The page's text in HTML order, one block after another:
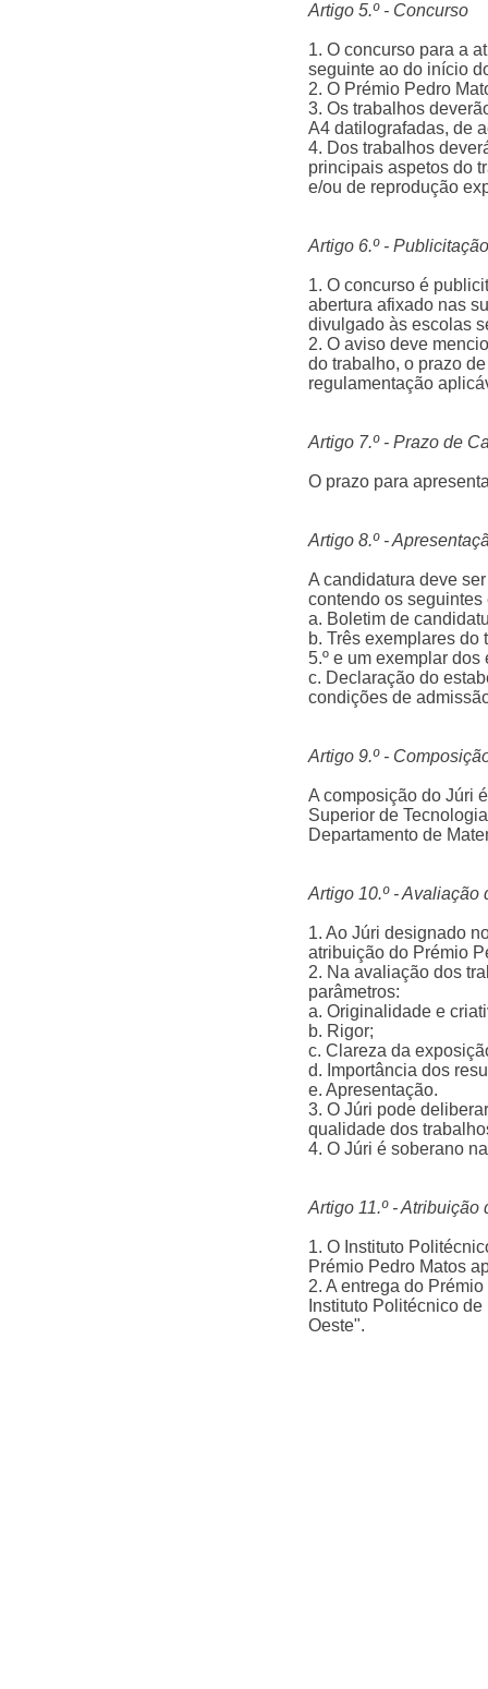
Artigo 5.º - Concurso
1. O concurso para a
seguinte ao do início
2. O Prémio Pedro
3. Os trabalhos
A4 datilografadas, de
4. Dos trabalhos
principais aspetos do
e/ou de reprodução
Artigo 6.º -
1. O concurso é
abertura afixado nas
divulgado às escolas
2. O aviso deve
do trabalho, o prazo
regulamentação
Artigo 7.º - Prazo de
O prazo para
Artigo 8.º -
A candidatura deve
contendo os seguintes
a. Boletim de
b. Três exemplares do
5.º e um exemplar dos
c. Declaração do
condições de
Artigo 9.º -
A composição do Júri
Superior de
Departamento de
Artigo 10.º - Avaliação
1. Ao Júri designado
atribuição do Prémio
2. Na avaliação dos
parâmetros:
a. Originalidade e
b. Rigor;
c. Clareza da
d. Importância dos
e. Apresentação.
3. O Júri pode
qualidade dos
4. O Júri é soberano
Artigo 11.º - Atribuição
1. O Instituto
Prémio Pedro Matos
2. A entrega do
Instituto Politécnico
Oeste".